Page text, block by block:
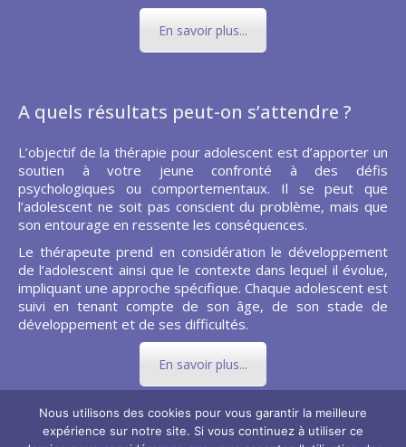
En savoir plus...
A quels résultats peut-on s’attendre ?
L’objectif de la thérapie pour adolescent est d’apporter un
soutien à votre jeune confronté à des défis
psychologiques ou comportementaux. Il se peut que
l’adolescent ne soit pas conscient du problème, mais que
son entourage en ressente les conséquences.
Le thérapeute prend en considération le développement
de l’adolescent ainsi que le contexte dans lequel il évolue,
impliquant une approche spécifique. Chaque adolescent est
suivi en tenant compte de son âge, de son stade de
développement et de ses difficultés.
En savoir plus...
Nous utilisons des cookies pour vous garantir la meilleure
expérience sur notre site. Si vous continuez à utiliser ce